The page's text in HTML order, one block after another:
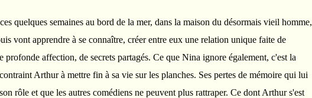
quelques semaines au bord de la mer, dans la maison du désormais vieil homme,
vont apprendre à se connaître, créer entre eux une relation unique faite de
profonde affection, de secrets partagés. Ce que Nina ignore également, c'est la
Arthur à mettre fin à sa vie sur les planches. Ses pertes de mémoire qui lui
rôle et que les autres comédiens ne peuvent plus rattraper. Ce dont Arthur s'est